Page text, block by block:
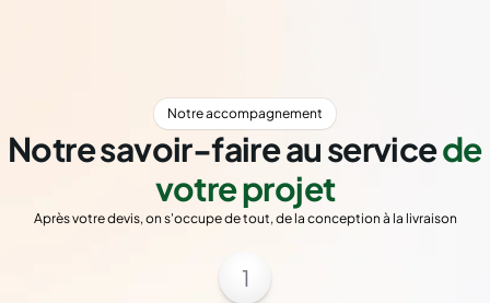
Notre accompagnement
Notre savoir-faire au servicede
votre projet
Après votre devis, on s'occupe de tout, de la conception à la livraison
1